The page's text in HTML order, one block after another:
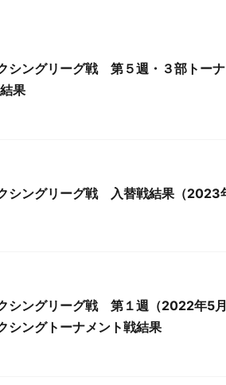
ングリーグ戦 第５週・３部トー
果
シングリーグ戦 入替戦結果（2023
シングリーグ戦 第１週（2022年5月
ングトーナメント戦結果